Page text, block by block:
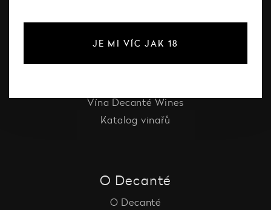
Červené víno
Růžové víno
Vína Decanté Wines
Katalog vinařů
O Decanté
O Decanté
JE MI VÍC JAK 18